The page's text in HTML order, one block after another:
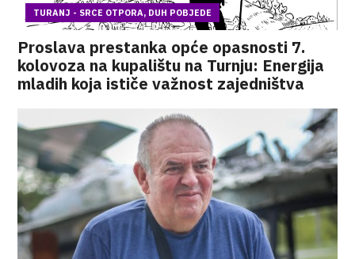
TURANJ - SRCE OTPORA, DUH POBJEDE
Proslava prestanka opće opasnosti 7.
kolovoza na kupalištu na Turnju: Energija
mladih koja ističe važnost zajedništva